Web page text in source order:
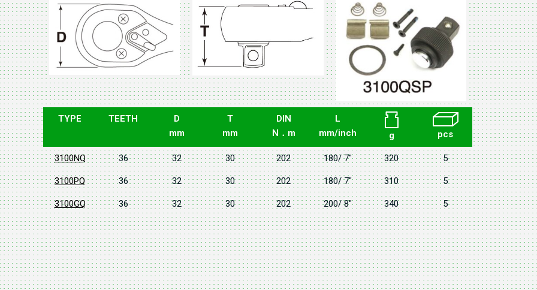
TYPE TEETH
D
mm
T
mm
DIN
N．m
L
mm/inch
g pcs
3100NQ 36 32 30 202 180/ 7" 320 5
3100PQ 36 32 30 202 180/ 7" 310 5
3100GQ 36 32 30 202 200/ 8" 340 5